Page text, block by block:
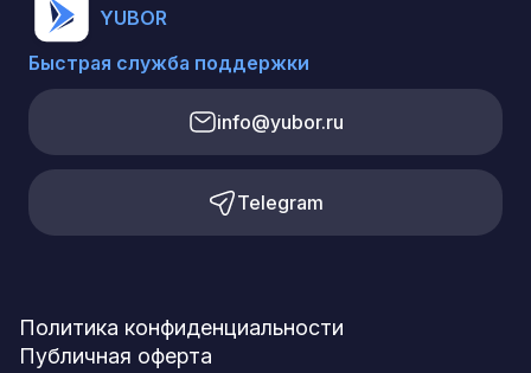
YUBOR
Быстрая служба поддержки
info@yubor.ru
Telegram
Политика конфиденциальности
Публичная оферта